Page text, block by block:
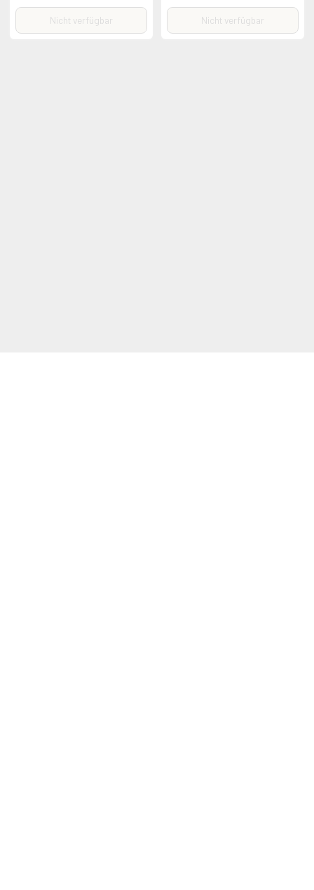
Nicht verfügbar Nicht verfügbar